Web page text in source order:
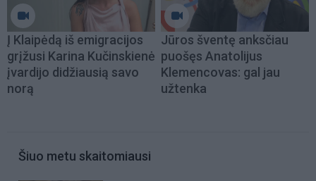
Į Klaipėdą iš emigracijos
grįžusi Karina Kučinskienė
įvardijo didžiausią savo
norą
Jūros šventę anksčiau
puošęs Anatolijus
Klemencovas: gal jau
užtenka
Šiuo metu skaitomiausi